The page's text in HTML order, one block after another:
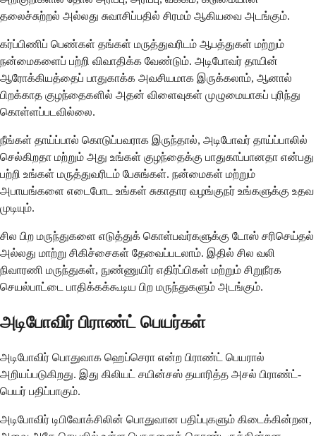
தலைச்சுற்றல் அல்லது சுவாசிப்பதில் சிரமம் ஆகியவை அடங்கும்.
கர்ப்பிணிப் பெண்கள் தங்கள் மருத்துவரிடம் ஆபத்துகள் மற்றும்
நன்மைகளைப் பற்றி விவாதிக்க வேண்டும். அடிபோவர் தாயின்
ஆரோக்கியத்தைப் பாதுகாக்க அவசியமாக இருக்கலாம், ஆனால்
பிறக்காத குழந்தைகளில் அதன் விளைவுகள் முழுமையாகப் புரிந்து
கொள்ளப்படவில்லை.
நீங்கள் தாய்ப்பால் கொடுப்பவராக இருந்தால், அடிபோவர் தாய்ப்பாலில்
செல்கிறதா மற்றும் அது உங்கள் குழந்தைக்கு பாதுகாப்பானதா என்பது
பற்றி உங்கள் மருத்துவரிடம் பேசுங்கள். நன்மைகள் மற்றும்
அபாயங்களை எடைபோட உங்கள் சுகாதார வழங்குநர் உங்களுக்கு உதவ
முடியும்.
சில பிற மருந்துகளை எடுத்துக் கொள்பவர்களுக்கு டோஸ் சரிசெய்தல்
அல்லது மாற்று சிகிச்சைகள் தேவைப்படலாம். இதில் சில வலி
நிவாரணி மருந்துகள், நுண்ணுயிர் எதிர்ப்பிகள் மற்றும் சிறுநீரக
செயல்பாட்டை பாதிக்கக்கூடிய பிற மருந்துகளும் அடங்கும்.
அடிபோவிர் பிராண்ட் பெயர்கள்
அடிபோவிர் பொதுவாக ஹெப்செரா என்ற பிராண்ட் பெயரால்
அறியப்படுகிறது. இது கிலியட் சயின்சஸ் தயாரித்த அசல் பிராண்ட்-
பெயர் பதிப்பாகும்.
அடிபோவிர் டிபிவோக்சிலின் பொதுவான பதிப்புகளும் கிடைக்கின்றன,